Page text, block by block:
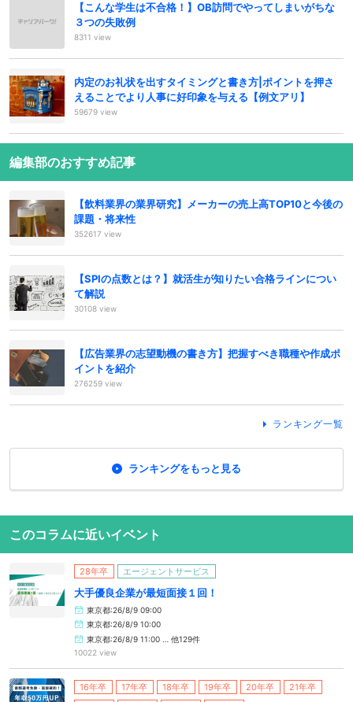
【こんな学生は不合格！】OB訪問でやってしまいがちな
３つの失敗例
8311 view
内定のお礼状を出すタイミングと書き方|ポイントを押さ
えることでより人事に好印象を与える【例文アリ】
59679 view
編集部のおすすめ記事
【飲料業界の業界研究】メーカーの売上高TOP10と今後の
課題・将来性
352617 view
【SPIの点数とは？】就活生が知りたい合格ラインについ
て解説
30108 view
【広告業界の志望動機の書き方】把握すべき職種や作成ポ
イントを紹介
276259 view
ランキング一覧
ランキングをもっと見る
このコラムに近いイベント
28年卒 エージェントサービス
大手優良企業が最短面接１回！
東京都:26/8/9 09:00
東京都:26/8/9 10:00
東京都:26/8/9 11:00 … 他129件
10022 view
16年卒 17年卒 18年卒 19年卒 20年卒
21年卒